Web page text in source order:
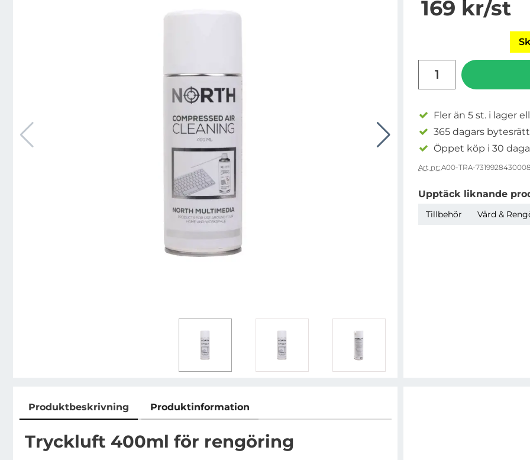
pris
169 kr/st
Fler än 5 st. i lager
365 dagars bytesrätt
Öppet köp i 30
Art nr: A00-TRA-7319928430008
Upptäck liknande
Tillbehör Vård &
Produktbeskrivning Produktinformation
Produktbeskrivning
Tryckluft 400ml för rengöring